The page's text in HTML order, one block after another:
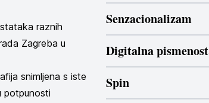
raznih
Zagreba u
snimljena s iste
potpunosti
Senzacionalizam
Digitalna pismenost
Spin